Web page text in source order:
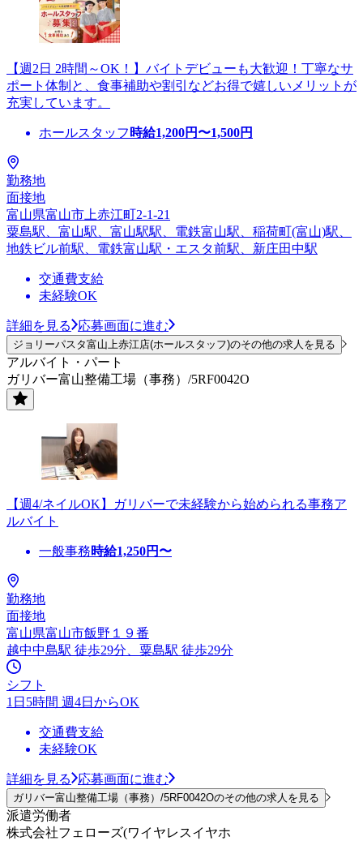
【週2日 2時間～OK！】バイトデビューも大歓迎！丁寧なサ
ポート体制と、食事補助や割引などお得で嬉しいメリットが
充実しています。
ホールスタッフ 時給1,200円〜1,500円
勤務地
面接地
富山県富山市上赤江町2-1-21
粟島駅、富山駅、富山駅駅、電鉄富山駅、稲荷町(富山)駅、
地鉄ビル前駅、電鉄富山駅・エスタ前駅、新庄田中駅
交通費支給
未経験OK
詳細を見る 応募画面に進む
ジョリーパスタ富山上赤江店(ホールスタッフ)のその他の求人を見る
アルバイト・パート
ガリバー富山整備工場（事務）/5RF0042O
【週4/ネイルOK】ガリバーで未経験から始められる事務ア
ルバイト
一般事務時給1,250円〜
勤務地
面接地
富山県富山市飯野１９番
越中中島駅 徒歩29分、粟島駅 徒歩29分
シフト
1日5時間 週4日からOK
交通費支給
未経験OK
詳細を見る 応募画面に進む
ガリバー富山整備工場（事務）/5RF0042Oのその他の求人を見る
派遣労働者
株式会社フェローズ(ワイヤレスイヤホ